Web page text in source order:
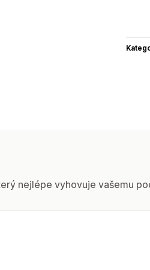
nejlépe vyhovuje vašemu